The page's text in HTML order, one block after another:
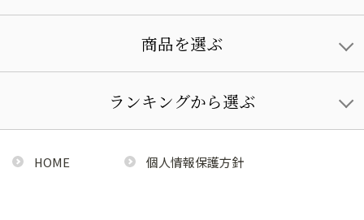
商品を選ぶ
ランキングから選ぶ
HOME 個人情報保護方針